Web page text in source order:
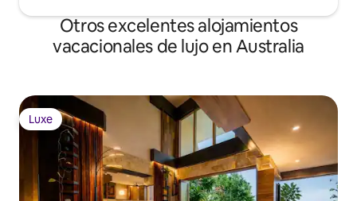
Otros excelentes alojamientos
vacacionales de lujo en Australia
Luxe
Luxe